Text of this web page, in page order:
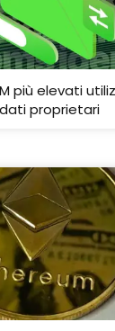
più elevati
proprietari